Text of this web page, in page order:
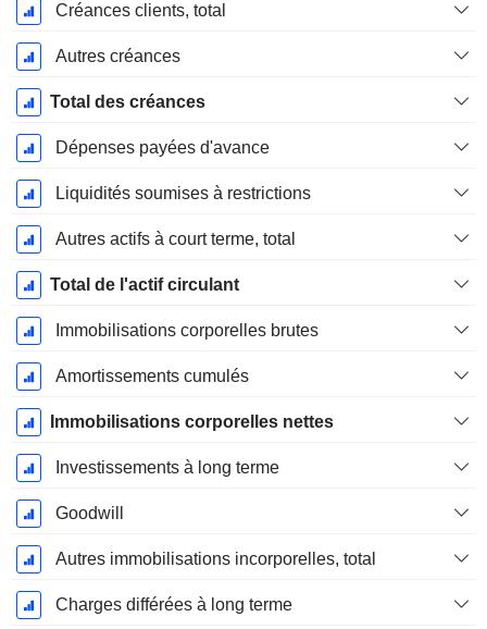
Créances clients, total
Autres créances
Total des créances
Dépenses payées d'avance
Liquidités soumises à restrictions
Autres actifs à court terme, total
Total de l'actif circulant
Immobilisations corporelles brutes
Amortissements cumulés
Immobilisations corporelles nettes
Investissements à long terme
Goodwill
Autres immobilisations incorporelles, total
Charges différées à long terme